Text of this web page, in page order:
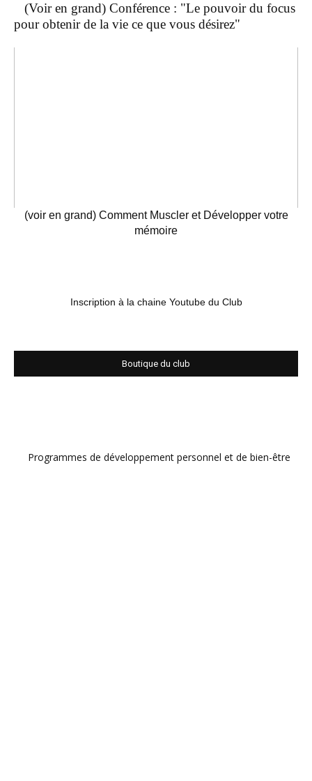
(Voir en grand) Conférence : "Le pouvoir du focus
pour obtenir de la vie ce que vous désirez"
(voir en grand) Comment Muscler et Développer votre
mémoire
Inscription à la chaine Youtube du Club
Boutique du club
Programmes de développement personnel et de bien-être